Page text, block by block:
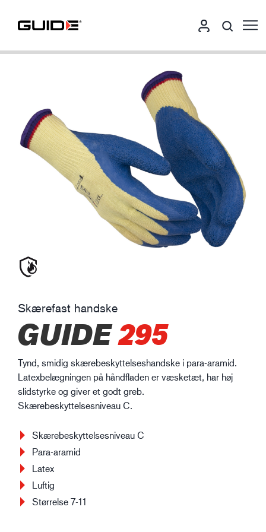
Skærefast handske
GUIDE295
Tynd, smidig skærebeskyttelseshandske i para-aramid.
Latexbelægningen på håndfladen er væsketæt, har høj
slidstyrke og giver et godt greb.
Skærebeskyttelsesniveau C.
Skærebeskyttelsesniveau C
Para-aramid
Latex
Luftig
Størrelse 7-11